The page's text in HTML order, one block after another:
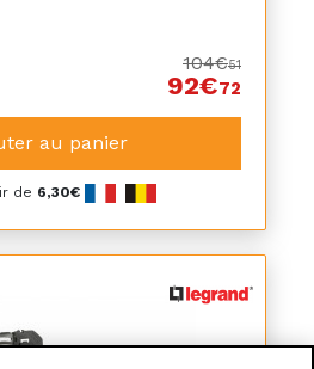
104€51
92€72
au panier
de 6,30€